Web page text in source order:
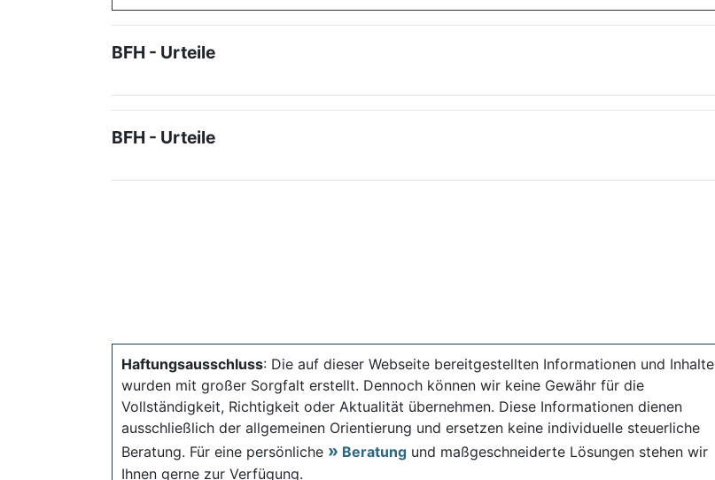
BFH - Urteile
BFH - Urteile
Haftungsausschluss: Die auf dieser Webseite bereitgestellten Informationen und Inhalte
wurden mit großer Sorgfalt erstellt. Dennoch können wir keine Gewähr für die
Vollständigkeit, Richtigkeit oder Aktualität übernehmen. Diese Informationen dienen
ausschließlich der allgemeinen Orientierung und ersetzen keine individuelle steuerliche
Beratung. Für eine persönliche
Beratung und maßgeschneiderte Lösungen stehen wir
Ihnen gerne zur Verfügung.